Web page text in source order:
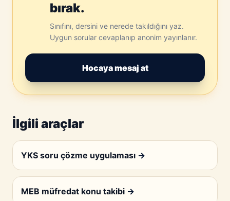
bırak.
Sınıfını, dersini ve nerede takıldığını yaz.
Uygun sorular cevaplanıp anonim yayınlanır.
Hocaya mesaj at
İlgili araçlar
YKS soru çözme uygulaması →
MEB müfredat konu takibi →